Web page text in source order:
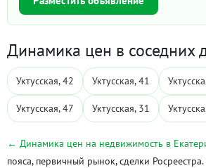
Динамика цен в соседних
Уктусская, 42 Уктусская, 41
Уктусская, 47 Уктусская, 31
← Динамика цен на недвижимость в
пояса, первичный рынок, сделки